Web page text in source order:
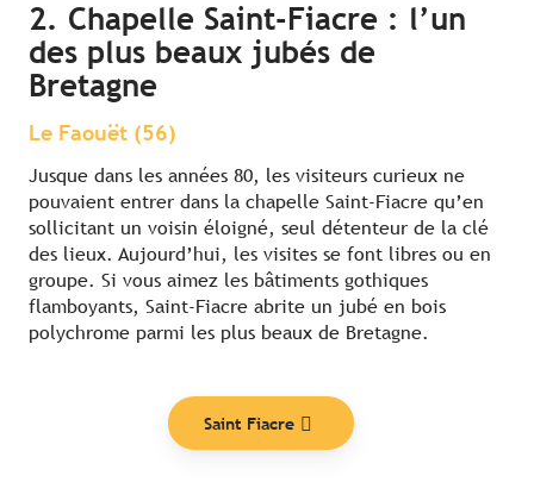
2. Chapelle Saint-Fiacre : l’un
des plus beaux jubés de
Bretagne
Le Faouët (56)
Jusque dans les années 80, les visiteurs curieux ne
pouvaient entrer dans la chapelle Saint-Fiacre qu’en
sollicitant un voisin éloigné, seul détenteur de la clé
des lieux. Aujourd’hui, les visites se font libres ou en
groupe. Si vous aimez les bâtiments gothiques
flamboyants, Saint-Fiacre abrite un jubé en bois
polychrome parmi les plus beaux de Bretagne.
Saint Fiacre